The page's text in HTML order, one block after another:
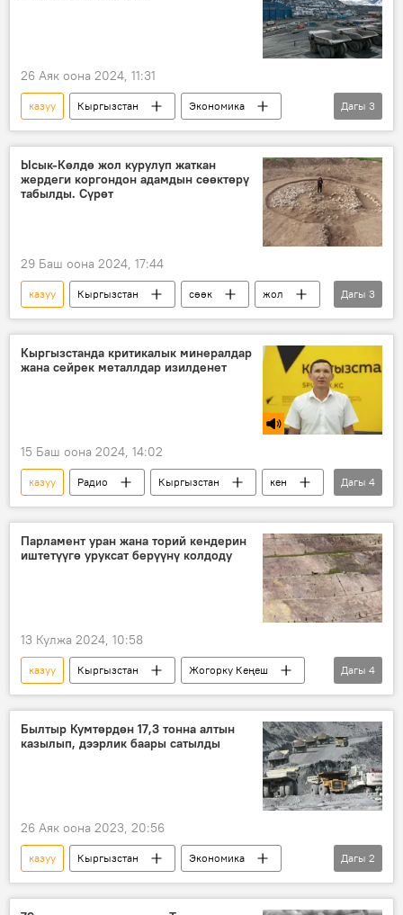
26 Аяк оона 2024, 11:31
казуу Кыргызстан
Экономика
Кумтөр
запас Акылбек Жапаров
Дагы 3
Ысык-Көлдө жол курулуп жаткан
жердеги коргондон адамдын сөөктөрү
табылды. Сүрөт
29 Баш оона 2024, 17:44
казуу Кыргызстан сөөк
жол
курулуш
коргон Сүрөт
Дагы 3
Кыргызстанда критикалык минералдар
жана сейрек металлдар изилденет
15 Баш оона 2024, 14:02
казуу Радио Кыргызстан
кен
тоо-кен
геология
Рустам Бейшенбай уулу
полиметалл
Дагы 4
Парламент уран жана торий кендерин
иштетүүгө уруксат берүүнү колдоду
13 Кулжа 2024, 10:58
казуу Кыргызстан
Жогорку Кеңеш
уран
торий
кен
мыйзам долбоору
Дагы 4
Былтыр Кумтөрдөн 17,3 тонна алтын
казылып, дээрлик баары сатылды
26 Аяк оона 2023, 20:56
казуу Кыргызстан
Экономика
Кумтөр
алтын
Дагы 2